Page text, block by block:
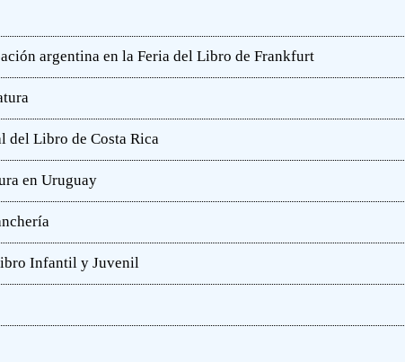
argentina en la Feria del Libro de Frankfurt
del Libro de Costa Rica
en Uruguay
Infantil y Juvenil